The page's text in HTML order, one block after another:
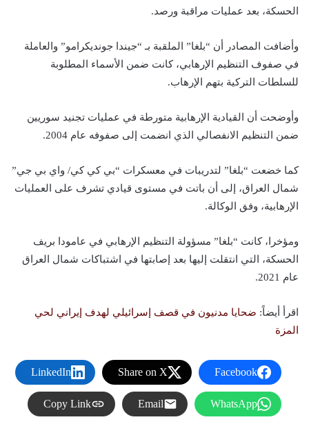
الحسكة، بعد عمليات مراقبة ورصد.
وأضافت المصادر أن “بلغا” الملقبة بـ “جيندا جونديكرامو” والعاملة
في صفوف التنظيم الإرهابي، كانت ضمن الأسماء المطلوبة
للسلطات التركية بتهم الإرهاب.
وأوضحت أن القيادية الإرهابية متورطة في عمليات تجنيد سوريين
ضمن التنظيم الانفصالي الذي انضمت إلى صفوفه عام 2004.
كما خضعت “بلغا” لتدريبات في معسكرات “بي كي كي/ واي بي جي”
شمال العراق، إلى أن باتت في مستوى قيادي تشرف على العمليات
الإرهابية، وفق الوكالة.
ومؤخرا، كانت “بلغا” مسؤولة التنظيم الإرهابي في عامودا بريف
الحسكة، التي انتقلت إليها بعد إصابتها في اشتباكات شمال العراق
عام 2021.
اقرأ أيضاً: ضحايا مدنيون في قصف إسرائيلي لهدف إيراني لحي
المزة
Facebook
Share on X
LinkedIn
WhatsApp
Email
Copy Link